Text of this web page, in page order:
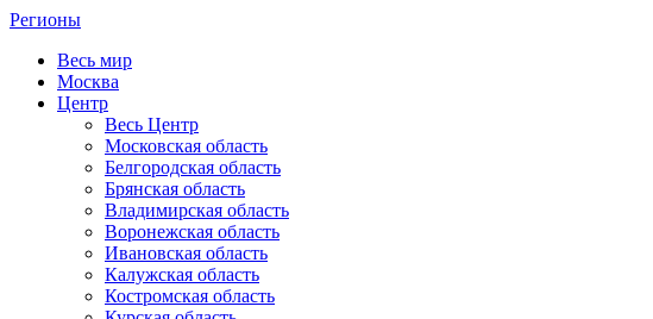
Регионы
Весь мир
Москва
Центр
Весь Центр
Московская область
Белгородская область
Брянская область
Владимирская область
Воронежская область
Ивановская область
Калужская область
Костромская область